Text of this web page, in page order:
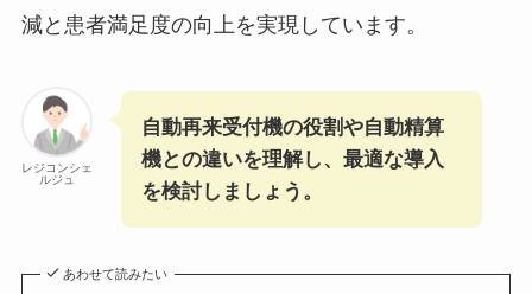
減と患者満足度の向上を実現しています。
レジコンシェ
ルジュ
自動再来受付機の役割や自動精算
機との違いを理解し、最適な導入
を検討しましょう。
あわせて読みたい